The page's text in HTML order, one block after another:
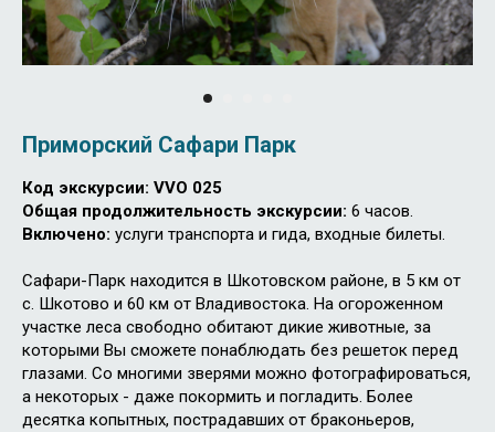
Приморский Сафари Парк
Код экскурсии: VVO 025
Общая продолжительность экскурсии: 6 часов.
Включено: услуги транспорта и гида, входные билеты.
Сафари-Парк находится в Шкотовском районе, в 5 км от
с. Шкотово и 60 км от Владивостока. На огороженном
участке леса свободно обитают дикие животные, за
которыми Вы сможете понаблюдать без решеток перед
глазами. Со многими зверями можно фотографироваться,
а некоторых - даже покормить и погладить. Более
десятка копытных, пострадавших от браконьеров,